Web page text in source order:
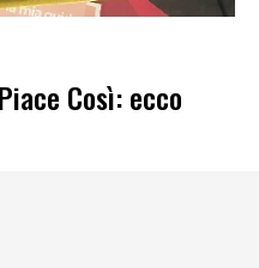
Così: ecco